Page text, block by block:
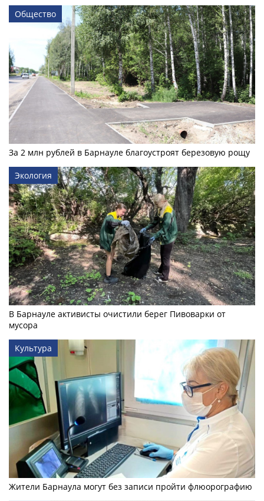
Общество
За 2 млн рублей в Барнауле благоустроят березовую рощу
Экология
В Барнауле активисты очистили берег Пивоварки от
мусора
Культура
Жители Барнаула могут без записи пройти флюорографию